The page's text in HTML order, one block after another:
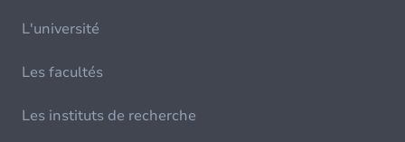
L'université
Les facultés
Les instituts de recherche